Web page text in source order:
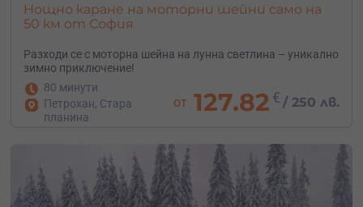
Нощно каране на моторни шейни само на
50 км от София
Разходи се с моторна шейна на лунна светлина – уникално
зимно приключение!
80 минути
Петрохан, Стара
планина
от 127.82 € /250 лв.